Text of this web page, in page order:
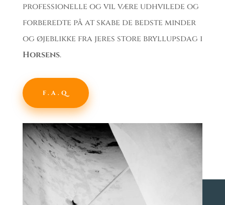
professionelle og vil være udhvilede og
forberedte på at skabe de bedste minder
og øjeblikke fra jeres store bryllupsdag i
Horsens.
F.A.Q